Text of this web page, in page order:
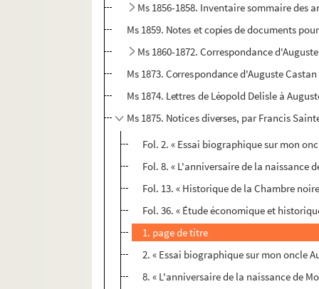
Ms 1856-1858. Inventaire sommaire des
Ms 1859. Notes et copies de documents
Ms 1860-1872. Correspondance
Ms 1873. Correspondance d'Auguste
Ms 1874. Lettres de Léopold Delisle à
Ms 1875. Notices diverses, par Francis
Fol. 2. « Essai biographique sur mon
Fol. 8. « L'anniversaire de la naissance
Fol. 13. « Historique de la Chambre
Fol. 36. « Étude économique et
1. page de titre
2. « Essai biographique sur mon oncle
8. « L'anniversaire de la naissance de